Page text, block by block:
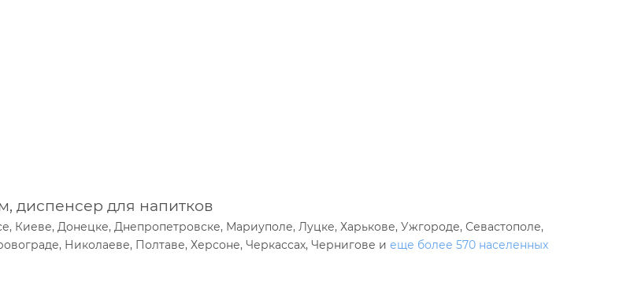
диспенсер для напитков
Киеве, Донецке, Днепропетровске, Мариуполе, Луцке, Харькове, Ужгороде, Севастополе,
Николаеве, Полтаве, Херсоне, Черкассах, Чернигове и еще более 570 населенных